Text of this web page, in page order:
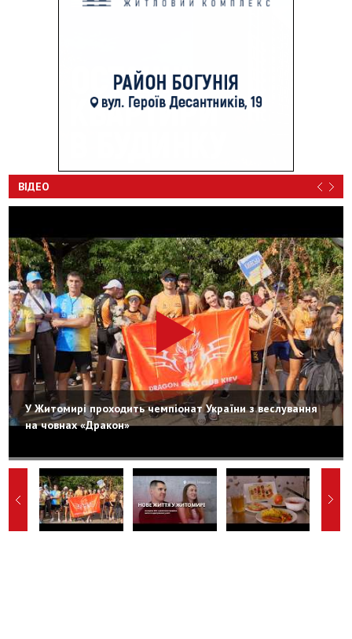
ВІДЕО
У Житомирі проходить чемпіонат України з веслування
на човнах «Дракон»